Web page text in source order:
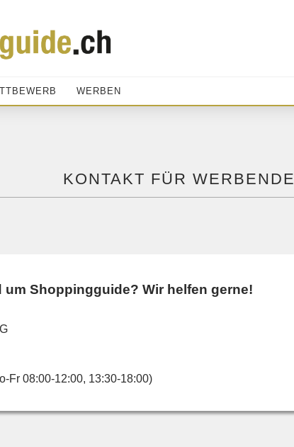
WERBEN
KONTAKT FÜR WERBENDE
um Shoppingguide? Wir helfen gerne!
Fr 08:00-12:00, 13:30-18:00)